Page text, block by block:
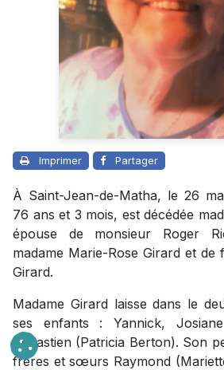
Imprimer Partager
À Saint-Jean-de-Matha, le 26
76 ans et 3 mois, est décédée
épouse de monsieur Roger
madame Marie-Rose Girard et de
Girard.
Madame Girard laisse dans le
ses enfants : Yannick,
Sébastien (Patricia Berton). Son
frères et sœurs Raymond